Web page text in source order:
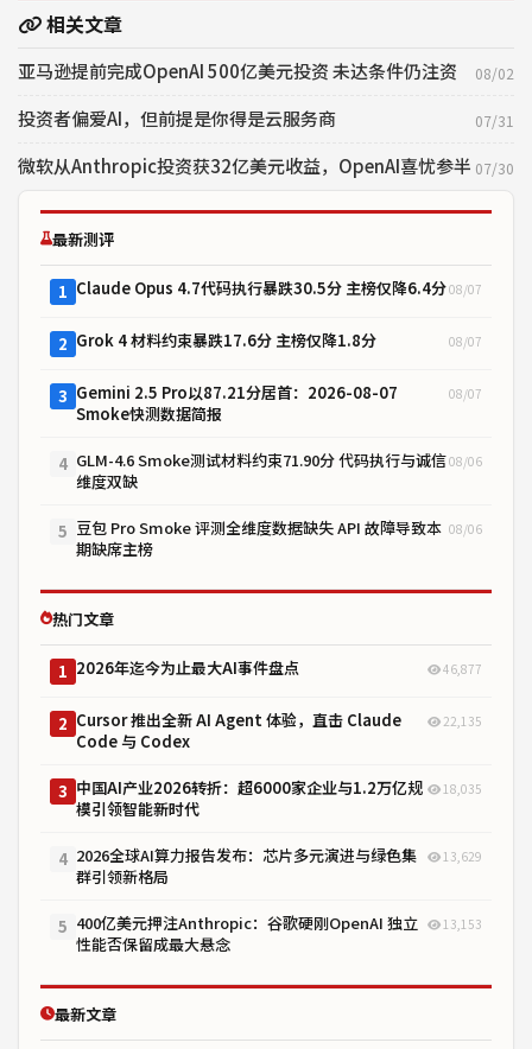
相关文章
亚马逊提前完成OpenAI 500亿美元投资 未达条件仍注资 08/02
投资者偏爱AI，但前提是你得是云服务商 07/31
微软从Anthropic投资获32亿美元收益，OpenAI喜忧参半 07/30
最新测评
1 Claude Opus 4.7代码执行暴跌30.5分 主榜仅降6.4分08/07
2 Grok 4 材料约束暴跌17.6分 主榜仅降1.8分 08/07
3 Gemini 2.5 Pro以87.21分居首：2026-08-07
Smoke快测数据简报
08/07
4 GLM-4.6 Smoke测试材料约束71.90分 代码执行与诚信
维度双缺
08/06
5 豆包 Pro Smoke 评测全维度数据缺失 API 故障导致本
期缺席主榜
08/06
热门文章
1 2026年迄今为止最大AI事件盘点 46,877
2 Cursor 推出全新 AI Agent 体验，直击 Claude
Code 与 Codex
22,135
3 中国AI产业2026转折：超6000家企业与1.2万亿规
模引领智能新时代
18,035
4 2026全球AI算力报告发布：芯片多元演进与绿色集
群引领新格局
13,629
5 400亿美元押注Anthropic：谷歌硬刚OpenAI 独立
性能否保留成最大悬念
13,153
最新文章